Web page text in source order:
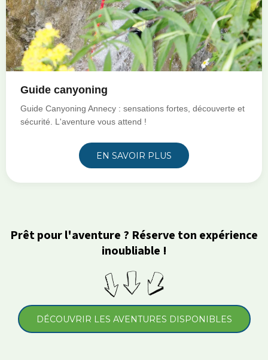
Guide canyoning
Guide Canyoning Annecy : sensations fortes, découverte et
sécurité. L'aventure vous attend !
EN SAVOIR PLUS
Prêt pour l'aventure ? Réserve ton expérience
inoubliable !
DÉCOUVRIR LES AVENTURES DISPONIBLES